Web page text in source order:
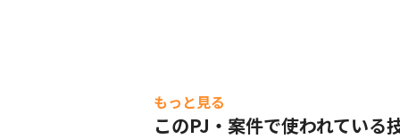
もっと見る
このPJ・案件で使われている